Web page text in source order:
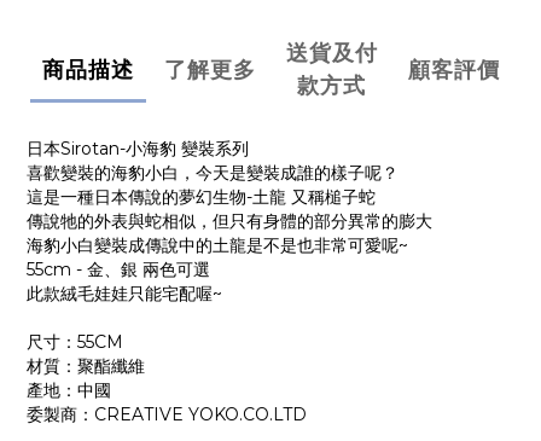
商品描述 了解更多
送貨及付
款方式
顧客評價
日本Sirotan-小海豹 變裝系列
喜歡變裝的海豹小白，今天是變裝成誰的樣子呢？
這是一種日本傳說的夢幻生物-土龍 又稱槌子蛇
傳說牠的外表與蛇相似，但只有身體的部分異常的膨大
海豹小白變裝成傳說中的土龍是不是也非常可愛呢~
55cm - 金、銀 兩色可選
此款絨毛娃娃只能宅配喔~
尺寸：55CM
材質：聚酯纖維
產地：中國
委製商：CREATIVE YOKO.CO.LTD